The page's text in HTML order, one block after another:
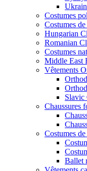
Costumes
Costumes
Hungarian
Romanian
Costumes
Middle East
Vêtements
Slavic
Chaussures
Costumes
Ballet